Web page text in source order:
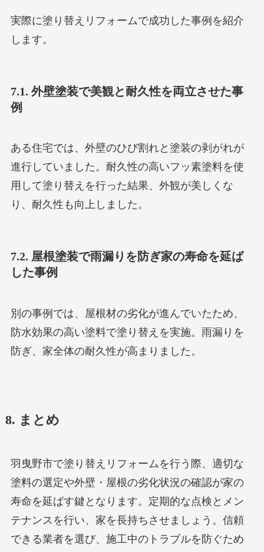
実際に塗り替えリフォームで成功した事例を紹介
します。
7.1. 外壁塗装で美観と耐久性を両立させた事
例
ある住宅では、外壁のひび割れと塗装の剥がれが
進行していました。耐久性の高いフッ素塗料を使
用して塗り替えを行った結果、外観が美しくな
り、耐久性も向上しました。
7.2. 屋根塗装で雨漏りを防ぎ家の寿命を延ば
した事例
別の事例では、屋根材の劣化が進んでいたため、
防水効果の高い塗料で塗り替えを実施。雨漏りを
防ぎ、家全体の耐久性が高まりました。
8. まとめ
羽曳野市で塗り替えリフォームを行う際、適切な
塗料の選定や外壁・屋根の劣化状況の確認が家の
寿命を延ばす鍵となります。定期的な点検とメン
テナンスを行い、家を長持ちさせましょう。信頼
できる業者を選び、施工中のトラブルを防ぐため